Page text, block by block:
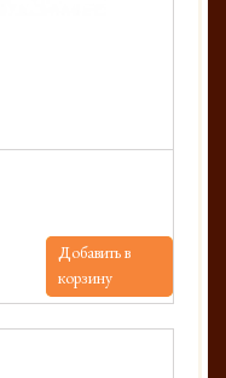
Добавить в
корзину